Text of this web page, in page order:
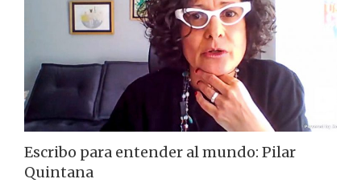
Escribo para entender al mundo: Pilar
Quintana